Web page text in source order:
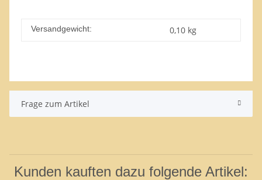
Versandgewicht: 0,10 kg
Frage zum Artikel
Kunden kauften dazu folgende Artikel: